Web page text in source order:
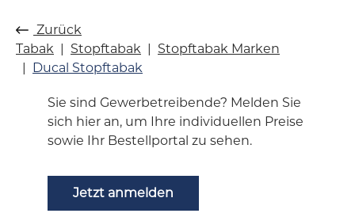
Zurück
Tabak
Stopftabak
Stopftabak Marken
Ducal Stopftabak
Sie sind Gewerbetreibende? Melden Sie
sich hier an, um Ihre individuellen Preise
sowie Ihr Bestellportal zu sehen.
Jetzt anmelden